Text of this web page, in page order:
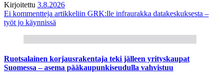
Kirjoitettu 3.8.2026
Ei kommentteja artikkeliin GRK:lle infraurakka datakeskuksesta –
työt jo käynnissä
Ruotsalainen korjausrakentaja teki jälleen yrityskaupat
Suomessa – asema pääkaupunkiseudulla vahvistuu